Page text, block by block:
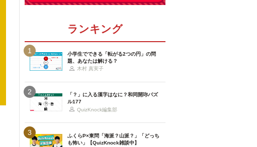
ランキング
1
小学生でできる「転がる2つの円」の問
題、あなたは解ける？
木村 真実子
2
「？」に入る漢字はなに？和同開珎パズ
ル177
QuizKnock編集部
3
ふくらP×東問「海派？山派？」「どっち
も怖い」【QuizKnock雑談中】